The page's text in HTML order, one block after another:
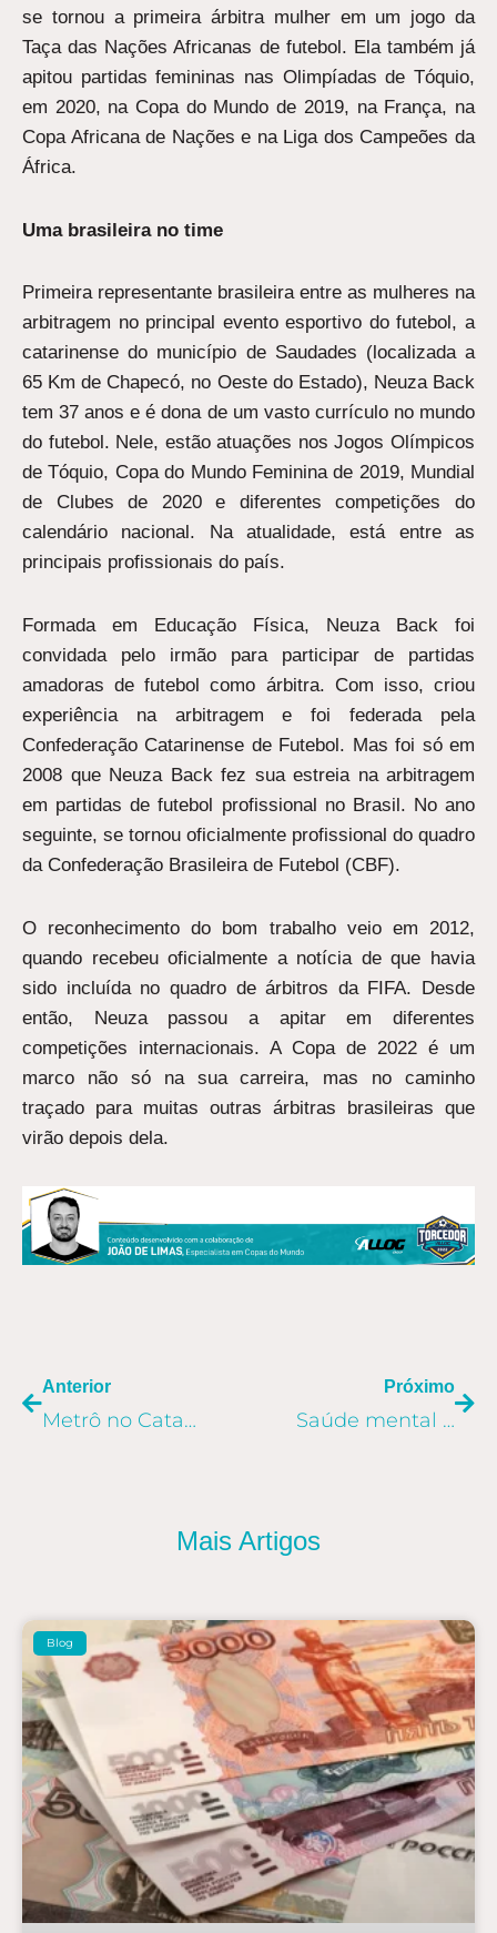
se tornou a primeira árbitra mulher em um jogo da
Taça das Nações Africanas de futebol. Ela também já
apitou partidas femininas nas Olimpíadas de Tóquio,
em 2020, na Copa do Mundo de 2019, na França, na
Copa Africana de Nações e na Liga dos Campeões da
África.
Uma brasileira no time
Primeira representante brasileira entre as mulheres na
arbitragem no principal evento esportivo do futebol, a
catarinense do município de Saudades (localizada a
65 Km de Chapecó, no Oeste do Estado), Neuza Back
tem 37 anos e é dona de um vasto currículo no mundo
do futebol. Nele, estão atuações nos Jogos Olímpicos
de Tóquio, Copa do Mundo Feminina de 2019, Mundial
de Clubes de 2020 e diferentes competições do
calendário nacional. Na atualidade, está entre as
principais profissionais do país.
Formada em Educação Física, Neuza Back foi
convidada pelo irmão para participar de partidas
amadoras de futebol como árbitra. Com isso, criou
experiência na arbitragem e foi federada pela
Confederação Catarinense de Futebol. Mas foi só em
2008 que Neuza Back fez sua estreia na arbitragem
em partidas de futebol profissional no Brasil. No ano
seguinte, se tornou oficialmente profissional do quadro
da Confederação Brasileira de Futebol (CBF).
O reconhecimento do bom trabalho veio em 2012,
quando recebeu oficialmente a notícia de que havia
sido incluída no quadro de árbitros da FIFA. Desde
então, Neuza passou a apitar em diferentes
competições internacionais. A Copa de 2022 é um
marco não só na sua carreira, mas no caminho
traçado para muitas outras árbitras brasileiras que
virão depois dela.
Anterior
Metrô no Catar: viajar na Copa do Mundo 2022 será muito fácil
Próximo
Saúde mental e felicidade: o que você conhece sobre você mesmo?
Mais Artigos
Blog